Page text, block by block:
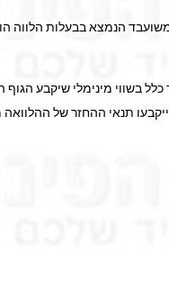
הנמצא בבעלות הלווה
בשווי מינימלי שיקבע
שמאי מקרקעין מוסמך), ייקבע גובה ההלוואה המקסימלית בהתאם לגיל הלווה (כ 20% מערך הנכס לפי קביעת השמאי בגיל